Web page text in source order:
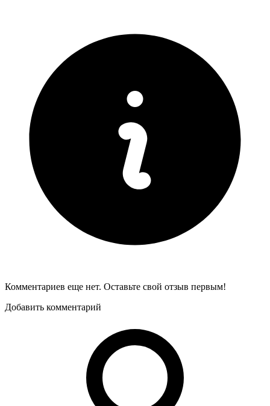
Комментариев еще нет. Оставьте свой отзыв первым!
Добавить комментарий